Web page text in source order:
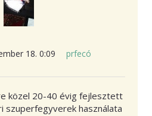
18. 0:09
prfecó
közel 20-40 évig fejlesztett
szuperfegyverek használata